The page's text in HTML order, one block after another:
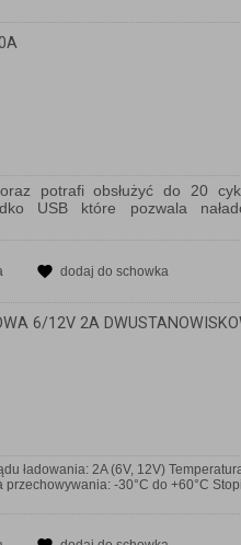
potrafi obsłużyć do 20
USB które pozwala
dodaj do schowka
6/12V 2A
ładowania: 2A (6V, 12V)
przechowywania: -30°C do +60°C